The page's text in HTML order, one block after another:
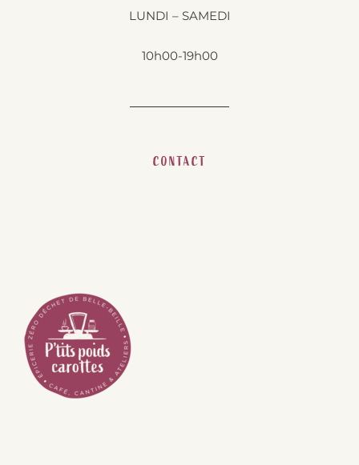
LUNDI – SAMEDI
10h00-19h00
CONTACT